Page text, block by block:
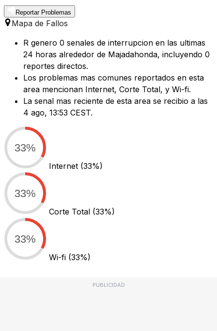
Reportar Problemas
Mapa de Fallos
R genero 0 senales de interrupcion en las ultimas
24 horas alrededor de Majadahonda, incluyendo 0
reportes directos.
Los problemas mas comunes reportados en esta
area mencionan Internet, Corte Total, y Wi-fi.
La senal mas reciente de esta area se recibio a las
4 ago, 13:53 CEST.
33%
Internet (33%)
33%
Corte Total (33%)
33%
Wi-fi (33%)
PUBLICIDAD